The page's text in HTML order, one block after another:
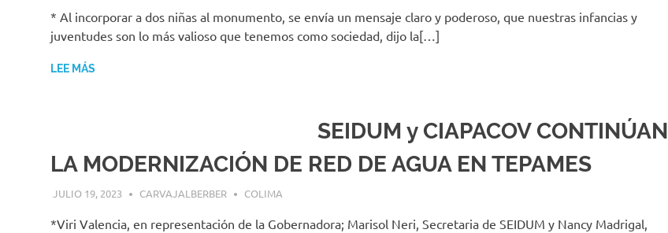
* Al incorporar a dos niñas al monumento, se envía un mensaje claro y poderoso, que nuestras infancias y
juventudes son lo más valioso que tenemos como sociedad, dijo la[…]
LEE MÁS
SEIDUM y CIAPACOV CONTINÚAN
LA MODERNIZACIÓN DE RED DE AGUA EN TEPAMES
JULIO 19, 2023 CARVAJALBERBER COLIMA
*Viri Valencia, en representación de la Gobernadora; Marisol Neri, Secretaria de SEIDUM y Nancy Madrigal,